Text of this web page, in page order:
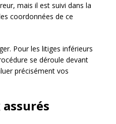
mais il est suivi dans la
coordonnées de ce
Pour les litiges inférieurs
se déroule devant
précisément vos